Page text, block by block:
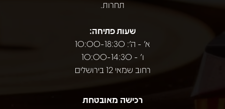
תחרות.
שעות פתיחה:
א' - ה': 10:00-18:30
ו' - 10:00-14:30
רחוב שמאי 12 בירושלים
רכישה מאובטחת